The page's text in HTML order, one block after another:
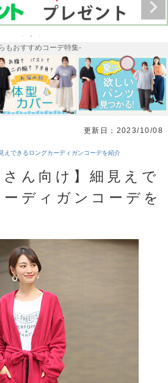
もおすすめコーデ特集-
更新日：2023/10/08
えできるロングカーディガンコーデを紹介
さん向け】細見えで
ディガンコーデを